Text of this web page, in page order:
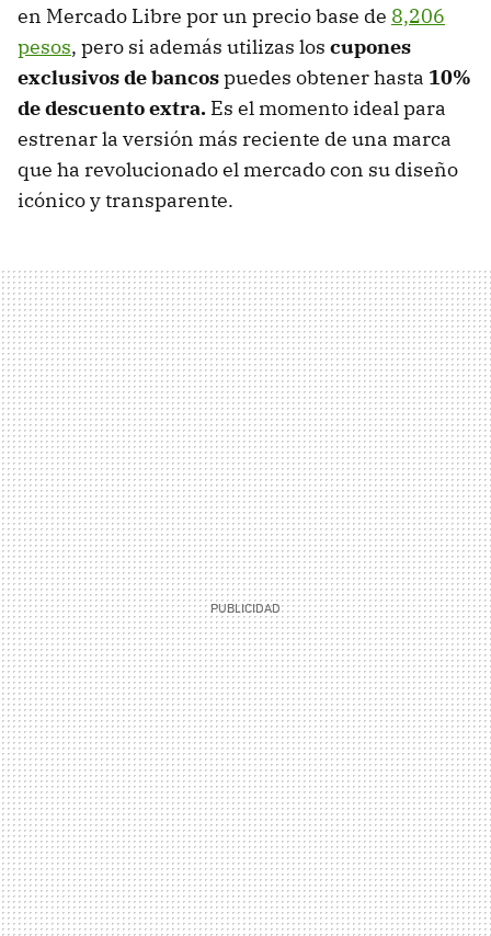
en Mercado Libre por un precio base de 8,206
pesos, pero si además utilizas los cupones
exclusivos de bancospuedes obtener hasta 10%
de descuentoextra. Es el momento ideal para
estrenar la versión más reciente de una marca
que ha revolucionado el mercado con su diseño
icónico y transparente.